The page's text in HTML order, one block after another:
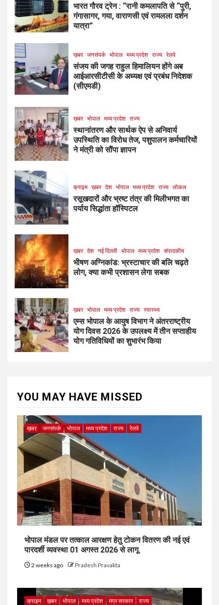
भारत गौरव ट्रेन : “रानी कमलापति से “पुरी,
गंगासागर, गया, वाराणसी एवं रामलला दर्शन
यात्रा”
ख़बर जनसंपर्क भोपाल मध्य प्रदेश राज्य रेलवे
संजय की जगह राहुल हिमालियन होंगे अब
आईआरसीटीसी के अध्यक्ष एवं प्रबंध निदेशक
(सीएमडी)
ख़बर भोपाल मध्य प्रदेश राज्य
स्थानांतरण और सार्थक ऐप से अनिवार्य
उपस्थिति का विरोध तेज, पशुपालन कर्मचारियों
ने मंत्री को सौंपा ज्ञापन
क्राइम ख़बर देश भोपाल मध्य प्रदेश राज्य लोकल
रसूखदारों और भ्रष्ट तंत्र की मिलीभगत का
पर्याय सिद्धांता हॉस्पिटल
ख़बर देश नई दिल्ली भोपाल मध्य प्रदेश संपादकीय
भीषण अग्निकांड: भ्रस्टाचार की बलि चढ़ते
लोग, क्या कभी प्रशासन लेगा सबक
ख़बर भोपाल मध्य प्रदेश राज्य स्वास्थ्य
एम्स भोपाल के आयुष विभाग ने अंतरराष्ट्रीय
योग दिवस 2026 के उपलक्ष्य में तीन सप्ताहीय
योग गतिविधियों का शुभारंभ किया
YOU MAY HAVE MISSED
ख़बर जनसंपर्क भोपाल मध्य प्रदेश राज्य रेलवे
भोपाल मंडल पर तत्काल आरक्षण हेतु टोकन वितरण की नई एवं
पारदर्शी व्यवस्था 01 अगस्त 2026 से लागू
2 weeks ago Pradesh Pravakta
क्राइम ख़बर भोपाल मध्य प्रदेश मप्र सरकार राज्य